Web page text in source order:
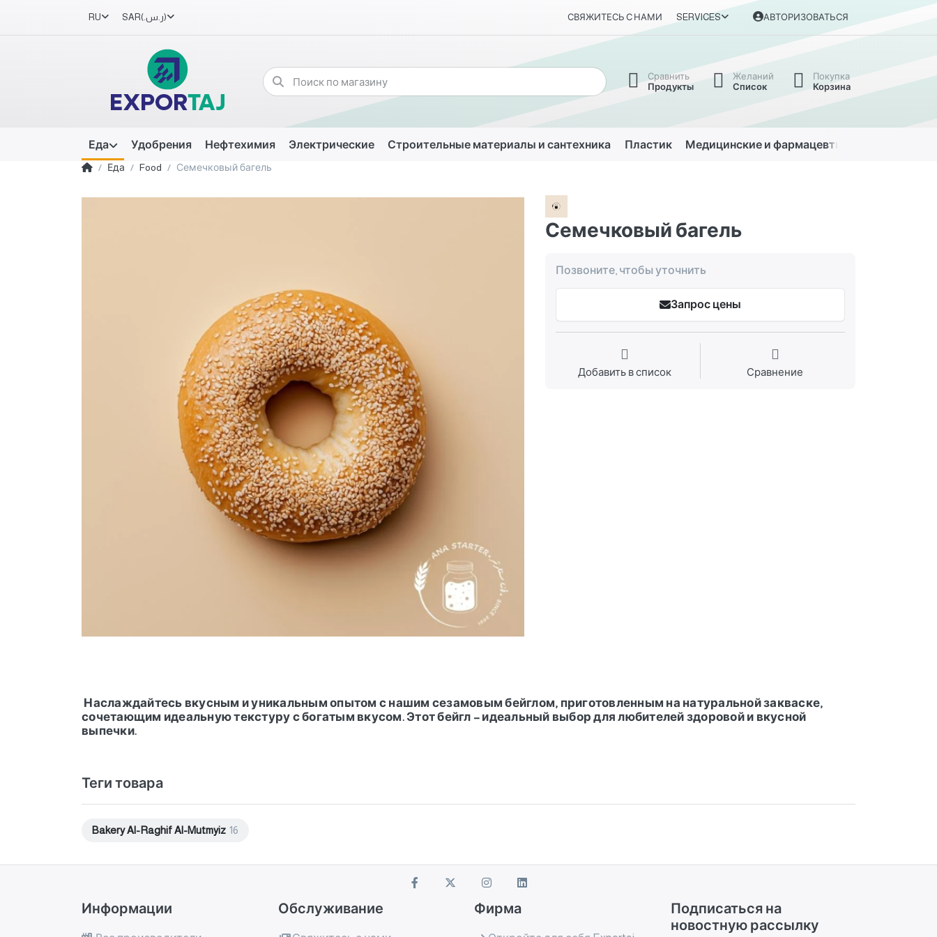
RU SAR (ر.س.‏) СВЯЖИТЕСЬ С НАМИ SERVICES АВТОРИЗОВАТЬСЯ
Сравнить
Продукты
Желаний
Список
Покупка
Корзина
Еда Удобрения Нефтехимия Электрические Строительные материалы и сантехника Пластик Медицинские и фармацевтические
Еда Food Семечковый багель
Семечковый багель
Позвоните, чтобы уточнить
Запрос цены
Добавить в список Сравнение
Наслаждайтесь вкусным и уникальным опытом с нашим сезамовым бейглом, приготовленным на натуральной закваске,
сочетающим идеальную текстуру с богатым вкусом. Этот бейгл – идеальный выбор для любителей здоровой и вкусной
выпечки.
Теги товара
Bakery Al-Raghif Al-Mutmyiz 16
Информации Обслуживание Фирма
Подписаться на
новостную рассылку